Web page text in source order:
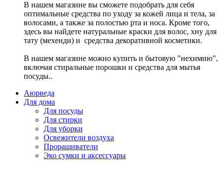
В нашем магазине вы сможете подобрать для себя
оптимальные средства по уходу за кожей лица и тела, за
волосами, а также за полостью рта и носа. Кроме того,
здесь вы найдете натуральные краски для волос, хну для
тату (мехенди) и средства декоративной косметики.
В нашем магазине можно купить и бытовую "нехимию",
включая стиральные порошки и средства для мытья
посуды..
Аюрведа
Для дома
Для посуды
Для стирки
Для уборки
Освежители воздуха
Проращиватели
Эко сумки и аксессуары